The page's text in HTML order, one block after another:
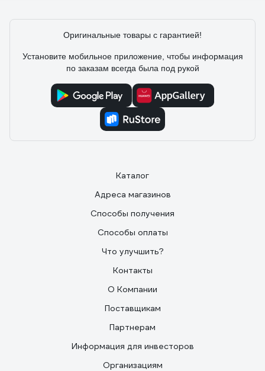
Оригинальные товары с гарантией!
Установите мобильное приложение, чтобы информация
по заказам всегда была под рукой
Каталог
Адреса магазинов
Способы получения
Способы оплаты
Что улучшить?
Контакты
О Компании
Поставщикам
Партнерам
Информация для инвесторов
Организациям